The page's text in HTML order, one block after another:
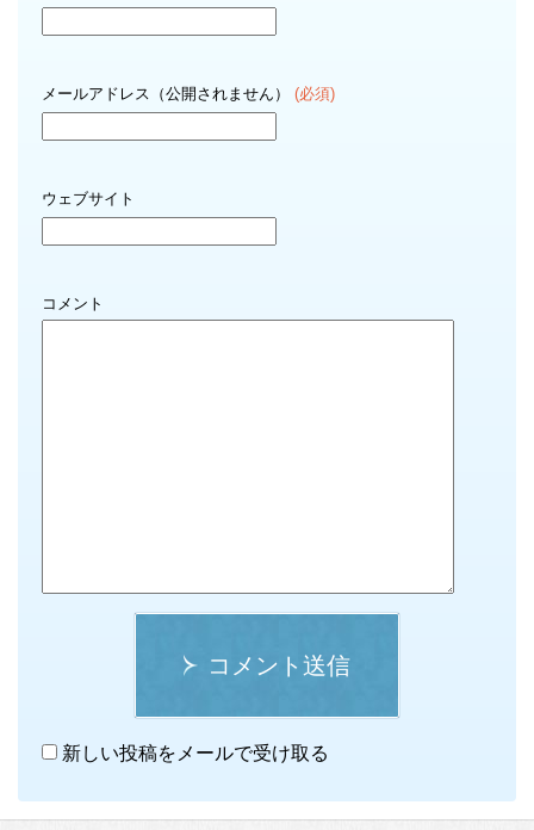
メールアドレス（公開されません） (必須)
ウェブサイト
コメント
コメント送信
新しい投稿をメールで受け取る